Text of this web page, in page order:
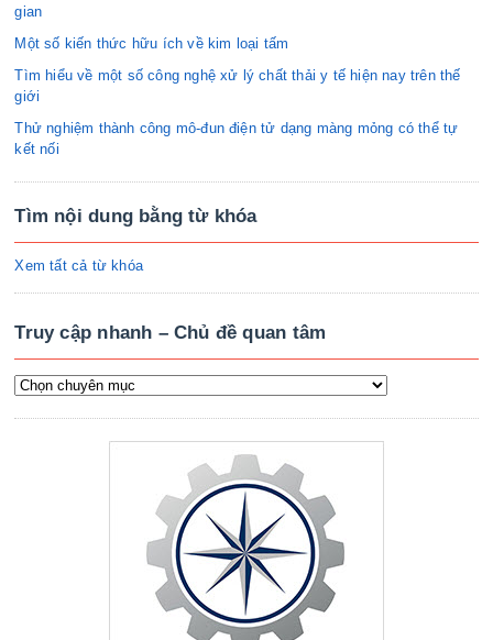
gian
Một số kiến thức hữu ích về kim loại tấm
Tìm hiểu về một số công nghệ xử lý chất thải y tế hiện nay trên thế
giới
Thử nghiệm thành công mô-đun điện tử dạng màng mỏng có thể tự
kết nối
Tìm nội dung bằng từ khóa
Xem tất cả từ khóa
Truy cập nhanh – Chủ đề quan tâm